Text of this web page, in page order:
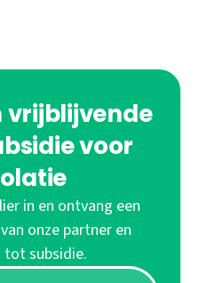
vrijblijvende
voor
in en ontvang een
onze partner en
subsidie.